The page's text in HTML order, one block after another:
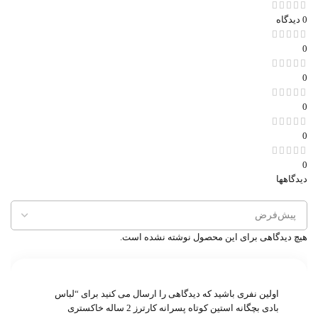
0 دیدگاه
0
0
0
0
0
دیدگاهها
هیچ دیدگاهی برای این محصول نوشته نشده است.
اولین نفری باشید که دیدگاهی را ارسال می کنید برای “لباس
بادی بچگانه استین کوتاه پسرانه کارترز 2 ساله خاکستری